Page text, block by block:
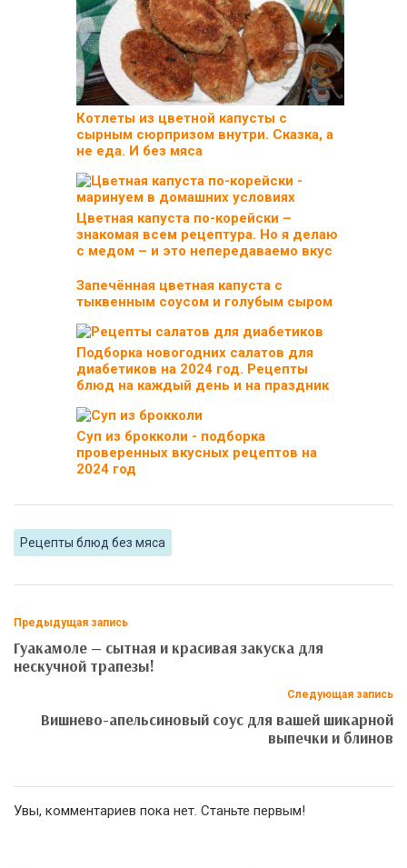
Котлеты из цветной капусты с
сырным сюрпризом внутри. Сказка, а
не еда. И без мяса
Цветная капуста по-корейски –
знакомая всем рецептура. Но я делаю
с медом – и это непередаваемо вкус
Запечённая цветная капуста с
тыквенным соусом и голубым сыром
Подборка новогодних салатов для
диабетиков на 2024 год. Рецепты
блюд на каждый день и на праздник
Суп из брокколи - подборка
проверенных вкусных рецептов на
2024 год
Рецепты блюд без мяса
Предыдущая запись
Гуакамоле — сытная и красивая закуска для
нескучной трапезы!
Следующая запись
Вишнево-апельсиновый соус для вашей шикарной
выпечки и блинов
Увы, комментариев пока нет. Станьте первым!